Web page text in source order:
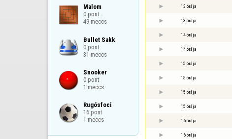
Malom
0 pont
49 meccs
Bullet Sakk
0 pont
31 meccs
Snooker
0 pont
1 meccs
Rugósfoci
16 pont
1 meccs
13 órája
13 órája
14 órája
14 órája
15 órája
15 órája
15 órája
15 órája
16 órája
16 órája